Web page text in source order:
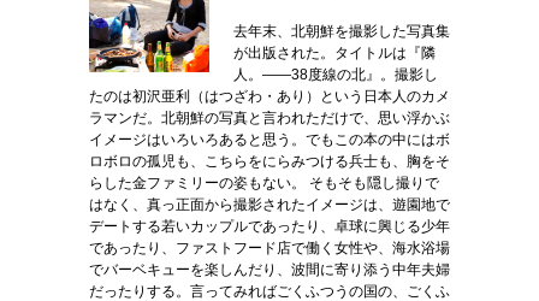
去年末、北朝鮮を撮影した写真集
が出版された。タイトルは『隣
人。――38度線の北』。撮影し
たのは初沢亜利（はつざわ・あり）という日本人のカメ
ラマンだ。北朝鮮の写真と言われただけで、思い浮かぶ
イメージはいろいろあると思う。でもこの本の中にはボ
ロボロの孤児も、こちらをにらみつける兵士も、胸をそ
らした金ファミリーの姿もない。 そもそも隠し撮りで
はなく、真っ正面から撮影されたイメージは、遊園地で
デートする若いカップルであったり、卓球に興じる少年
であったり、ファストフード店で働く女性や、海水浴場
でバーベキューを楽しんだり、波間に寄り添う中年夫婦
だったりする。言ってみればごくふつうの国の、ごくふ